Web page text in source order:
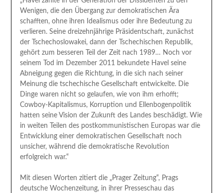
Wenigen, die den Übergang zur demokratischen Ära
schafften, ohne ihren Idealismus oder ihre Bedeutung zu
verlieren. Seine dreizehnjährige Präsidentschaft, zunächst
der Tschechoslowakei, dann der Tschechischen Republik,
gehört zum besseren Teil der Zeit nach 1989… Noch vor
seinem Tod im Dezember 2011 bekundete Havel seine
Abneigung gegen die Richtung, in die sich nach seiner
Meinung die tschechische Gesellschaft entwickelte. Die
Dinge waren nicht so gelaufen, wie von ihm erhofft;
Cowboy-Kapitalismus, Korruption und Ellenbogenpolitik
hatten seine Vision der Zukunft des Landes beschädigt. Wie
in weiten Teilen des postkommunistischen Europas war die
Entwicklung einer demokratischen Gesellschaft noch
unsicher, während die demokratische Revolution
erfolgreich war.“
Mit diesen Worten zitiert die „Prager Zeitung“, Prags
deutsche Wochenzeitung, in ihrer Presseschau das